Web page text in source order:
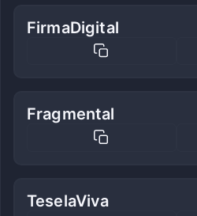
FirmaDigital
Fragmental
TeselaViva